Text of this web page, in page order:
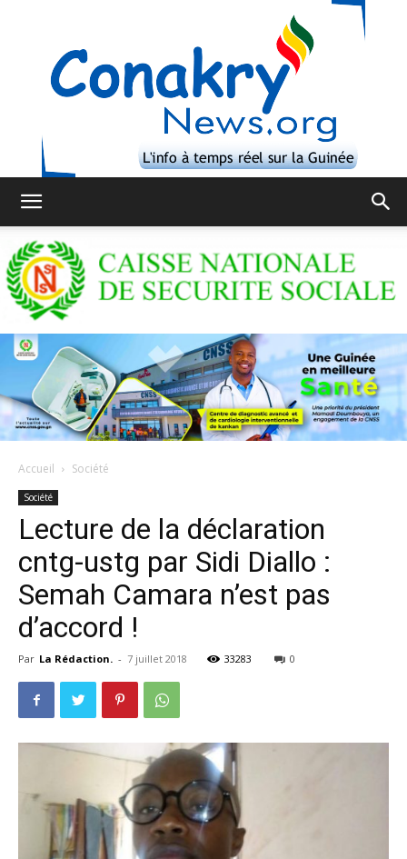
Accueil Société
Société
Lecture de la déclaration
cntg-ustg par Sidi Diallo :
Semah Camara n’est pas
d’accord !
Par La Rédaction. - 7 juillet 2018 33283 0